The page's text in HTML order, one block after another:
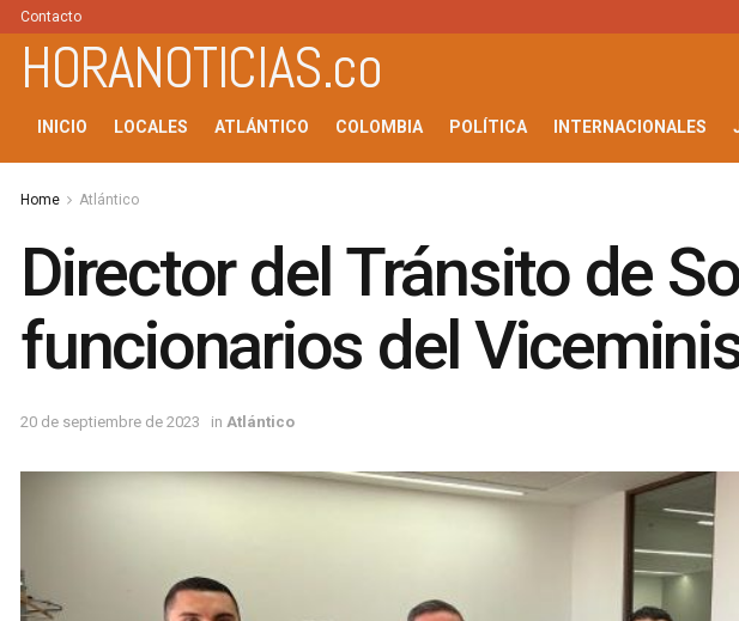
Contacto
HORANOTICIAS.co
INICIO LOCALES ATLÁNTICO COLOMBIA POLÍTICA INTERNACIONALES
Home Atlántico
Director del Tránsito de
funcionarios del
20 de septiembre de 2023 in Atlántico